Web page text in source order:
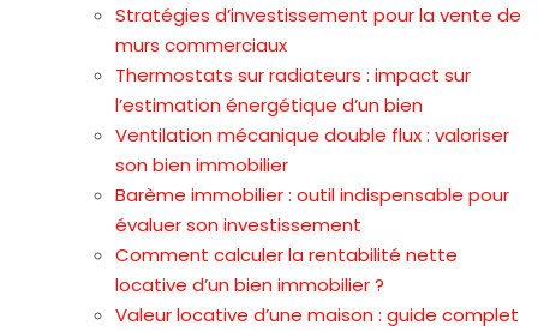
Stratégies d’investissement pour la vente de
murs commerciaux
Thermostats sur radiateurs : impact sur
l’estimation énergétique d’un bien
Ventilation mécanique double flux : valoriser
son bien immobilier
Barème immobilier : outil indispensable pour
évaluer son investissement
Comment calculer la rentabilité nette
locative d’un bien immobilier ?
Valeur locative d’une maison : guide complet